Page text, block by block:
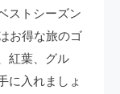
ストシーズン
お得な旅のゴ
紅葉、グル
に入れましょ